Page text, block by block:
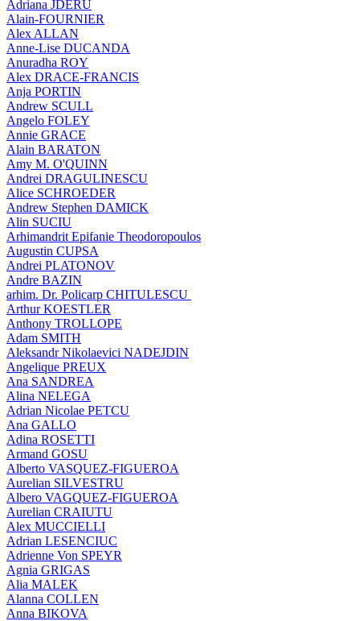
Adriana JDERU
Alain-FOURNIER
Alex ALLAN
Anne-Lise DUCANDA
Anuradha ROY
Alex DRACE-FRANCIS
Anja PORTIN
Andrew SCULL
Angelo FOLEY
Annie GRACE
Alain BARATON
Amy M. O'QUINN
Andrei DRAGULINESCU
Alice SCHROEDER
Andrew Stephen DAMICK
Alin SUCIU
Arhimandrit Epifanie Theodoropoulos
Augustin CUPSA
Andrei PLATONOV
Andre BAZIN
arhim. Dr. Policarp CHITULESCU
Arthur KOESTLER
Anthony TROLLOPE
Adam SMITH
Aleksandr Nikolaevici NADEJDIN
Angelique PREUX
Ana SANDREA
Alina NELEGA
Adrian Nicolae PETCU
Ana GALLO
Adina ROSETTI
Armand GOSU
Alberto VASQUEZ-FIGUEROA
Aurelian SILVESTRU
Albero VAGQUEZ-FIGUEROA
Aurelian CRAIUTU
Alex MUCCIELLI
Adrian LESENCIUC
Adrienne Von SPEYR
Agnia GRIGAS
Alia MALEK
Alanna COLLEN
Anna BIKOVA